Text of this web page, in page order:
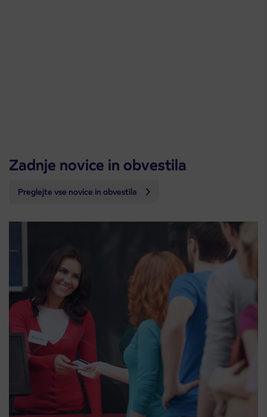
Zadnje novice in obvestila
Preglejte vse novice in obvestila